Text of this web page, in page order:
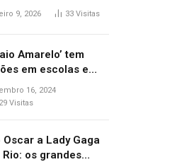
do ano?
9, 2026 33 Visitas
Amarelo’ tem
em escolas e
para prevenir
no trânsito
16, 2024
29 Visitas
Oscar a Lady Gaga
Rio: os grandes